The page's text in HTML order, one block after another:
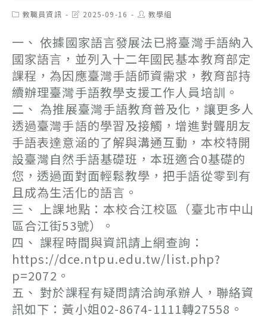
Post教職員資訊
Post2025-09-16
Post教學組
一、 依據國家語言發展法已將臺灣手語納入
國家語言，並列入十二年國民基本教育部定
課程，為因應臺灣手語師資需求，教育部持
續辦理臺灣手語教學支援工作人員培訓。
二、 為推展臺灣手語教育普及化，讓更多人
透過臺灣手語的學習及接觸，增進對聾朋友
手語表達意涵的了解與溝通互動，本校特開
設臺灣自然手語基礎班，本班適合0基礎的
您，透過面對面輕鬆教學，把手語從零到有
且成為生活化的語言。
三、 上課地點：本校合江校區（臺北市中山
區合江街53號）。
四、 課程時間與資訊請上網查詢：
https://dce.ntpu.edu.tw/list.php?
p=2072。
五、 對於課程有疑問請洽詢承辦人，聯絡資
訊如下：黃小姐02-8674-1111轉27558。